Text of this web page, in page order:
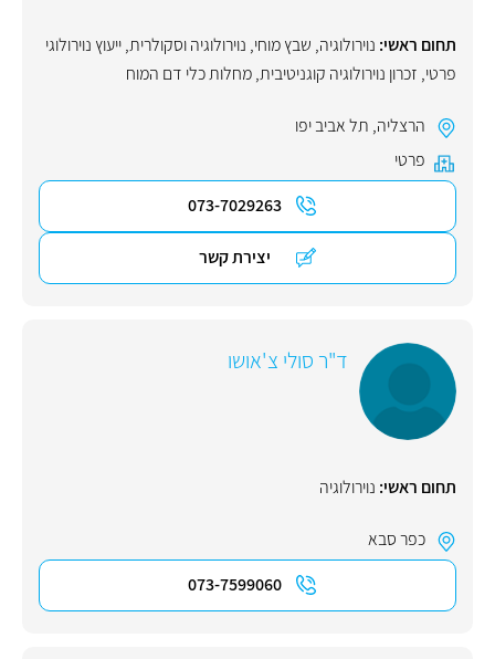
תחום ראשי: נוירולוגיה, שבץ מוחי, נוירולוגיה וסקולרית,ייעוץ נוירולוגי
פרטי, זכרון נוירולוגיה קוגניטיבית,מחלות כלי דם המוח
הרצליה, תל אביב יפו
פרטי
073-7029263
יצירת קשר
ד"ר סולי צ'אושו
תחום ראשי: נוירולוגיה
כפר סבא
073-7599060